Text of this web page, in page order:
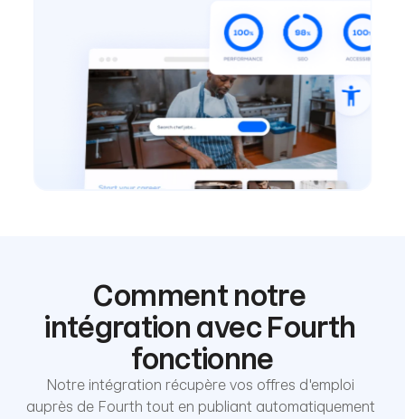
Comment notre
intégration avec Fourth
fonctionne
Notre intégration récupère vos offres d'emploi
auprès de Fourth tout en publiant automatiquement